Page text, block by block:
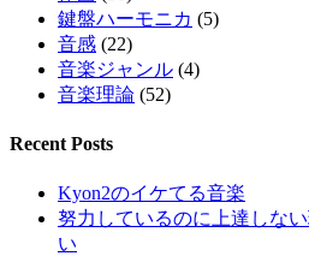
鍵盤ハーモニカ (5)
音感 (22)
音楽ジャンル (4)
音楽理論 (52)
Recent Posts
Kyon2のイケてる音楽
努力しているのに上達しな
い